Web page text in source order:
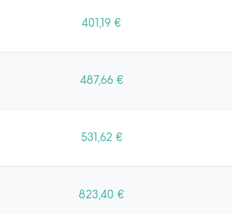
401,19 €
487,66 €
531,62 €
823,40 €